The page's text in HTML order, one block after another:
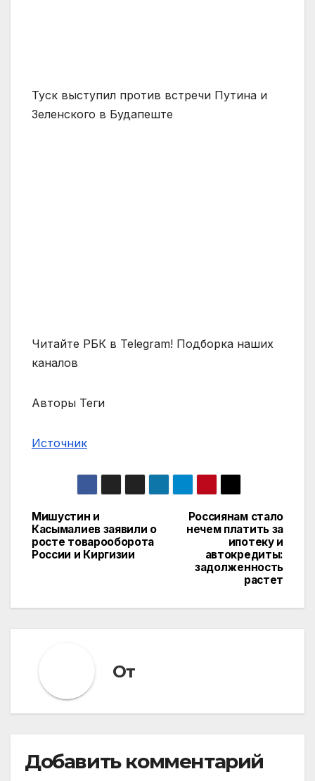
Туск выступил против встречи Путина и
Зеленского в Будапеште
Читайте РБК в Telegram! Подборка наших
каналов
Авторы Теги
Источник
Навигация
по
Россиянам стало
нечем платить за
ипотеку и
автокредиты:
задолженность
растет
Мишустин и
Касымалиев заявили о
росте товарооборота
России и Киргизии
От
Добавить комментарий